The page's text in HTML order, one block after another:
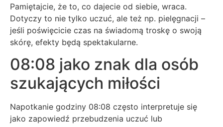
Pamiętajcie, że to, co dajecie od siebie, wraca.
Dotyczy to nie tylko uczuć, ale też np. pielęgnacji –
jeśli poświęcicie czas na świadomą troskę o swoją
skórę, efekty będą spektakularne.
08:08 jako znak dla osób
szukających miłości
Napotkanie godziny 08:08 często interpretuje się
jako zapowiedź przebudzenia uczuć lub